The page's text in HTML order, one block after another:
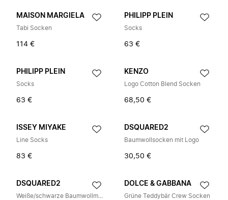
MAISON MARGIELA
Tabi Socken
114 €
PHILIPP PLEIN
Socks
63 €
PHILIPP PLEIN
Socks
63 €
KENZO
Logo Cotton Blend Socken
68,50 €
ISSEY MIYAKE
Line Socks
83 €
DSQUARED2
Baumwollsocken mit Logo
30,50 €
DSQUARED2
Weiße/schwarze Baumwollmischsportsocken
DOLCE & GABBANA
Grüne Teddybär Crew Socken